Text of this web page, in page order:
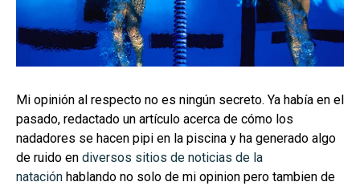
Mi opinión al respecto no es ningún secreto. Ya había en el
pasado, redactado un artículo acerca de cómo los
nadadores se hacen pipi en la piscina y ha generado algo
de ruido en diversos sitios de noticias de la
natación hablando no solo de mi opinion pero tambien de